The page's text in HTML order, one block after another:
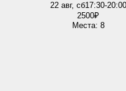
22 авг, сб17:30-20:00
2500₽
Места: 8